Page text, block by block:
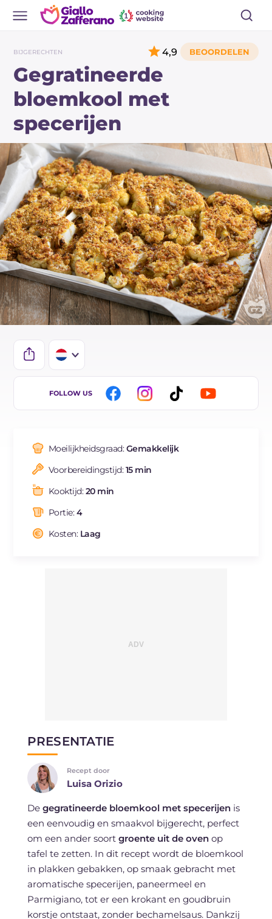
BIJGERECHTEN
Gegratineerde
bloemkool met
specerijen
4,9
IT
ES
FR
BR
FOLLOW US
Moeilijkheidsgraad:Gemakkelijk
Voorbereidingstijd:15 min
Kooktijd:20 min
Portie:4
Kosten: Laag
PRESENTATIE
Recept door
Luisa Orizio
De gegratineerde bloemkool met specerijenis
een eenvoudig en smaakvol bijgerecht, perfect
om een ander soort groente uit de ovenop
tafel te zetten. In dit recept wordt de bloemkool
in plakken gebakken, op smaak gebracht met
aromatische specerijen, paneermeel en
Parmigiano, tot er een krokant en goudbruin
korstje ontstaat, zonder bechamelsaus. Dankzij